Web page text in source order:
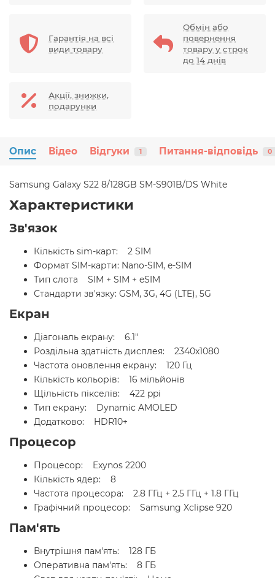
Гарантія на всі
види товару
Обмін або
повернення
товару у строк
до 14 днів
Акції, знижки,
подарунки
Опис Відео Відгуки 1 Питання-відповідь 0
Samsung Galaxy S22 8/128GB SM-S901B/DS White
Характеристики
Зв'язок
Кількість sim-карт: 2 SIM
Формат SIM-карти: Nano-SIM, e-SIM
Тип слота SIM + SIM + eSIM
Стандарти зв'язку: GSM, 3G, 4G (LTE), 5G
Екран
Діагональ екрану: 6.1"
Роздільна здатність дисплея: 2340x1080
Частота оновлення екрану: 120 Гц
Кількість кольорів: 16 мільйонів
Щільність пікселів: 422 ppi
Тип екрану: Dynamic AMOLED
Додатково: HDR10+
Процесор
Процесор: Exynos 2200
Кількість ядер: 8
Частота процесора: 2.8 ГГц + 2.5 ГГц + 1.8 ГГц
Графічний процесор: Samsung Xclipse 920
Пам'ять
Внутрішня пам'ять: 128 ГБ
Оперативна пам'ять: 8 ГБ